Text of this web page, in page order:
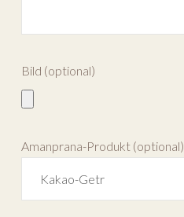
Bild (optional)
Amanprana-Produkt (optional)